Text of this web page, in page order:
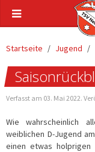
Startseite Jugend
Verfasst am 03. Mai 2022.
Wie wahrscheinlich
weiblichen D-Jugend
einen etwas